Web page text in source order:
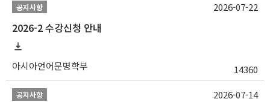
공지사항
2026-2 수강신청 안내
아시아언어문명학부 14360
2026-07-22
공지사항 2026-07-14